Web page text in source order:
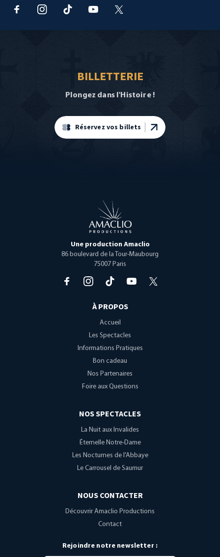
BILLETTERIE
Plongez dans l'Histoire !
Réservez vos billets
Une production Amaclio
86 boulevard de la Tour-Maubourg
75007 Paris
À PROPOS
Accueil
Les Spectacles
Informations Pratiques
Bon cadeau
Nos Partenaires
Foire aux Questions
NOS SPECTACLES
La Nuit aux Invalides
Éternelle Notre-Dame
Les Nocturnes de l'Abbaye
Le Carrousel de Saumur
NOUS CONTACTER
Découvrir Amaclio Productions
Contact
Rejoindre notre newsletter :